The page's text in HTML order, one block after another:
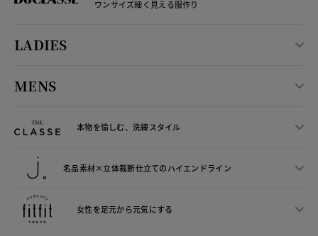
ワンサイズ細く見える服作り
LADIES
MENS
本物を愉しむ、洗練スタイル
名品素材×立体裁断仕立てのハイエンドライン
女性を足元から元気にする